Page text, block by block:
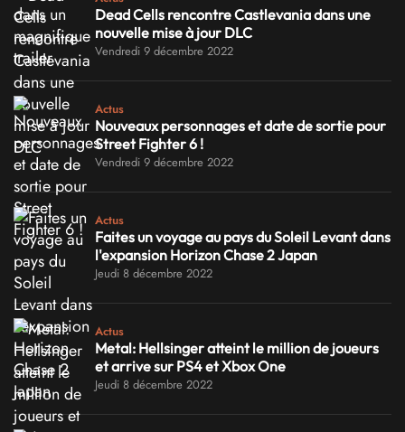
Dead Cells rencontre Castlevania dans une
nouvelle mise à jour DLC
Vendredi 9 décembre 2022
Actus
Nouveaux personnages et date de sortie pour
Street Fighter 6 !
Vendredi 9 décembre 2022
Actus
Faites un voyage au pays du Soleil Levant dans
l'expansion Horizon Chase 2 Japan
Jeudi 8 décembre 2022
Actus
Metal: Hellsinger atteint le million de joueurs
et arrive sur PS4 et Xbox One
Jeudi 8 décembre 2022